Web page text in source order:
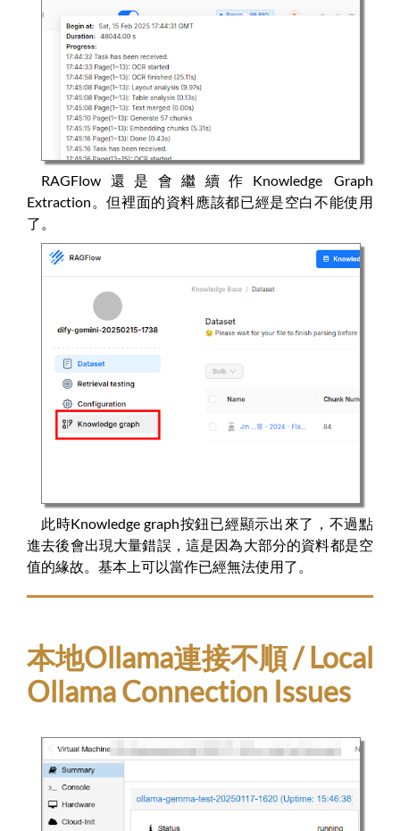
RAGFlow還是會繼續作Knowledge Graph
Extraction。但裡面的資料應該都已經是空白不能使用
了。
此時Knowledge graph按鈕已經顯示出來了，不過點
進去後會出現大量錯誤，這是因為大部分的資料都是空
值的緣故。基本上可以當作已經無法使用了。
本地Ollama連接不順 / Local
Ollama Connection Issues